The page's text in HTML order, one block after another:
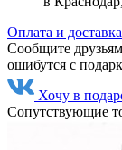
Оплата и доставка
Сообщите
ошибутся с
Хочу в
Сопутствующие